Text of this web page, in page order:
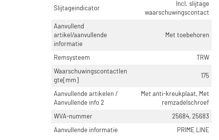
Slijtageindicator
Incl. slijtage
waarschuwingscontact
Aanvullend
artikel/aanvullende
informatie
Met toebehoren
Remsysteem
TRW
Waarschuwingscontactlen
gte[mm]
175
Aanvullende artikelen /
Aanvullende info 2
Met anti-kreukplaat, Met
remzadelschroef
WVA-nummer
25684, 25683
Aanvullende informatie
PRIME LINE